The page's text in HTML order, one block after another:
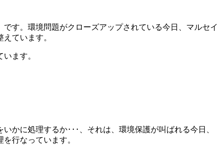
す。環境問題がクローズアップされている今日、マルセイ
ています。
ます。
かに処理するか･･･、それは、環境保護が叫ばれる今日、
行なっています。